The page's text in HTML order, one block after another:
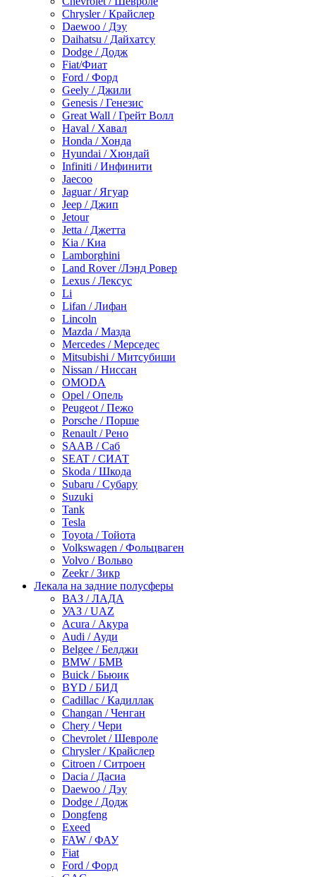
Chrysler / Крайслер
Daewoo / Дэу
Daihatsu / Дайхатсу
Dodge / Додж
Fiat/Фиат
Ford / Форд
Geely / Джили
Genesis / Генезис
Great Wall / Грейт Волл
Haval / Хавал
Honda / Хонда
Hyundai / Хюндай
Infiniti / Инфинити
Jaecoo
Jaguar / Ягуар
Jeep / Джип
Jetour
Jetta / Джетта
Kia / Киа
Lamborghini
Land Rover /Лэнд Ровер
Lexus / Лексус
Li
Lifan / Лифан
Lincoln
Mazda / Мазда
Mercedes / Мерседес
Mitsubishi / Митсубиши
Nissan / Ниссан
OMODA
Opel / Опель
Peugeot / Пежо
Porsche / Порше
Renault / Рено
SAAB / Саб
SEAT / СИАТ
Skoda / Шкода
Subaru / Субару
Suzuki
Tank
Tesla
Toyota / Тойота
Volkswagen / Фольцваген
Volvo / Вольво
Zeekr / Зикр
Лекала на задние полусферы
ВАЗ / ЛАДА
УАЗ / UAZ
Acura / Акура
Audi / Ауди
Belgee / Белджи
BMW / БМВ
Buick / Бьюик
BYD / БИД
Cadillac / Кадиллак
Changan / Ченган
Chery / Чери
Chevrolet / Шевроле
Chrysler / Крайслер
Citroen / Ситроен
Dacia / Дасиа
Daewoo / Дэу
Dodge / Додж
Dongfeng
Exeed
FAW / ФАУ
Fiat
Ford / Форд